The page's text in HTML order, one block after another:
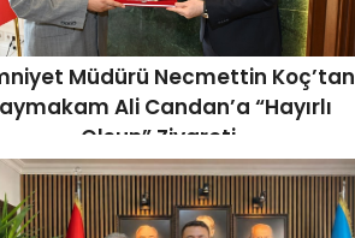
Müdürü Necmettin Koç’tan
Ali Candan’a “Hayırlı
Olsun” Ziyareti